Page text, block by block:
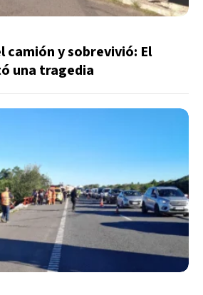
camión y sobrevivió: El
una tragedia